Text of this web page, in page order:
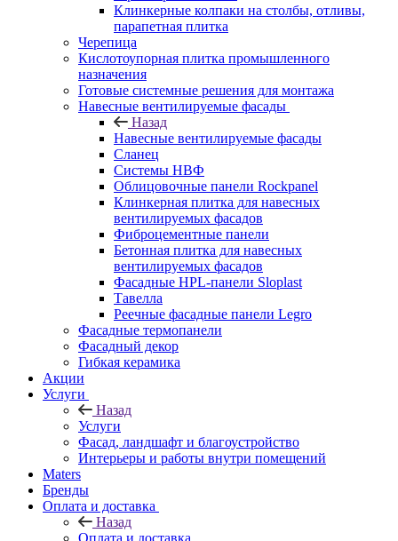
Клинкерные колпаки на столбы, отливы,
парапетная плитка
Черепица
Кислотоупорная плитка промышленного
назначения
Готовые системные решения для монтажа
Навесные вентилируемые фасады
Назад
Навесные вентилируемые фасады
Сланец
Системы НВФ
Облицовочные панели Rockpanel
Клинкерная плитка для навесных
вентилируемых фасадов
Фиброцементные панели
Бетонная плитка для навесных
вентилируемых фасадов
Фасадные HPL-панели Sloplast
Тавелла
Реечные фасадные панели Legro
Фасадные термопанели
Фасадный декор
Гибкая керамика
Акции
Услуги
Назад
Услуги
Фасад, ландшафт и благоустройство
Интерьеры и работы внутри помещений
Maters
Бренды
Оплата и доставка
Назад
Оплата и доставка